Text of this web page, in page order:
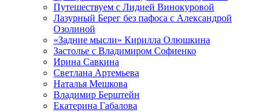
Путешествуем с Лидией Винокуровой
Лазурный Берег без пафоса с Александрой
Озолиной
«Задние мысли» Кирилла Олюшкина
Застолье с Владимиром Софиенко
Ирина Савкина
Светлана Артемьева
Наталья Мешкова
Владимир Берштейн
Екатерина Габалова